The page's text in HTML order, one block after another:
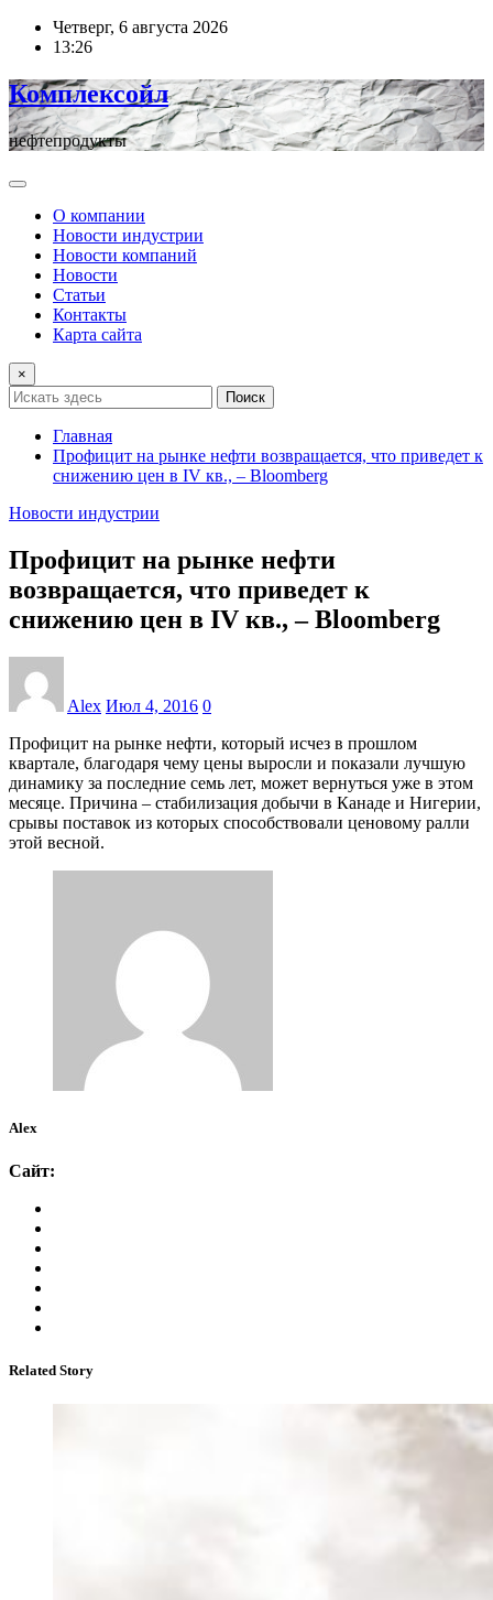
ПерейтиЧетверг, 6 августа 2026
13:26
Комплексойл
нефтепродукты
О компании
Новости индустрии
Новости компаний
Новости
Статьи
Контакты
Карта сайта
×
Поиск
Главная
Профицит на рынке нефти возвращается, что приведет к
снижению цен в IV кв., – Bloomberg
Новости индустрии
Профицит на рынке нефти
возвращается, что приведет к
снижению цен в IV кв., – Bloomberg
Alex Июл 4, 2016 0
Профицит на рынке нефти, который исчез в прошлом
квартале, благодаря чему цены выросли и показали лучшую
динамику за последние семь лет, может вернуться уже в этом
месяце. Причина – стабилизация добычи в Канаде и Нигерии,
срывы поставок из которых способствовали ценовому ралли
этой весной.
Alex
Сайт:
Related Story